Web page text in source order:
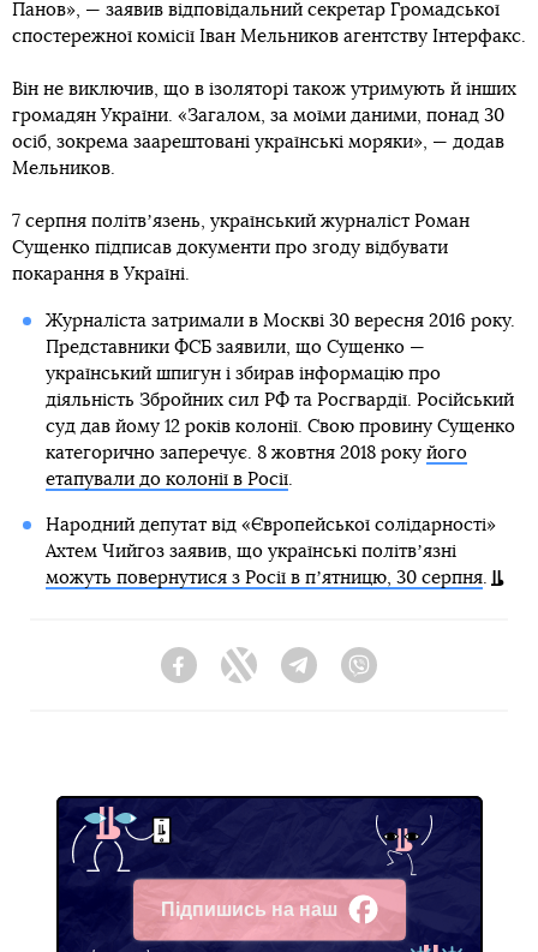
Панов», — заявив відповідальний секретар Громадської
спостережної комісії Іван Мельников агентству Інтерфакс.
Він не виключив, що в ізоляторі також утримують й інших
громадян України. «Загалом, за моїми даними, понад 30
осіб, зокрема заарештовані українські моряки», — додав
Мельников.
7 серпня політвʼязень, український журналіст Роман
Сущенко підписав документи про згоду відбувати
покарання в Україні.
Журналіста затримали в Москві 30 вересня 2016 року.
Представники ФСБ заявили, що Сущенко —
український шпигун і збирав інформацію про
діяльність Збройних сил РФ та Росгвардії. Російський
суд дав йому 12 років колонії. Свою провину Сущенко
категорично заперечує. 8 жовтня 2018 року його
етапували до колонії в Росії.
Народний депутат від «Європейської солідарності»
Ахтем Чийгоз заявив, що українські політвʼязні
можуть повернутися з Росії в пʼятницю, 30 серпня.
FacebookTwitter Telegram
Підпишись на наш
Facebook